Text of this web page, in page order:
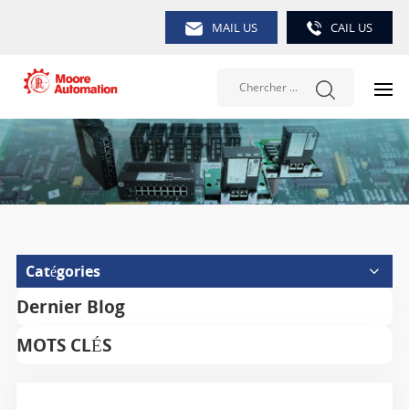
MAIL US CAIL US
Catégories
Dernier Blog
MOTS CLÉS